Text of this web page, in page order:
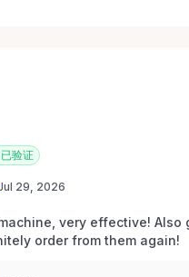
已验证
29, 2026
very effective!
order from them again!